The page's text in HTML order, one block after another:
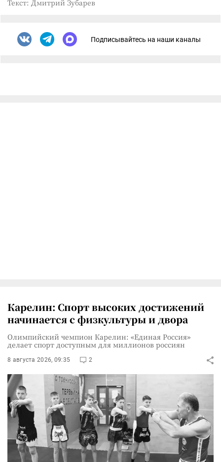
Текст: Дмитрий Зубарев
Подписывайтесь на наши каналы
Карелин: Спорт высоких достижений
начинается с физкультуры и двора
Олимпийский чемпион Карелин: «Единая Россия»
делает спорт доступным для миллионов россиян
8 августа 2026, 09:35 2